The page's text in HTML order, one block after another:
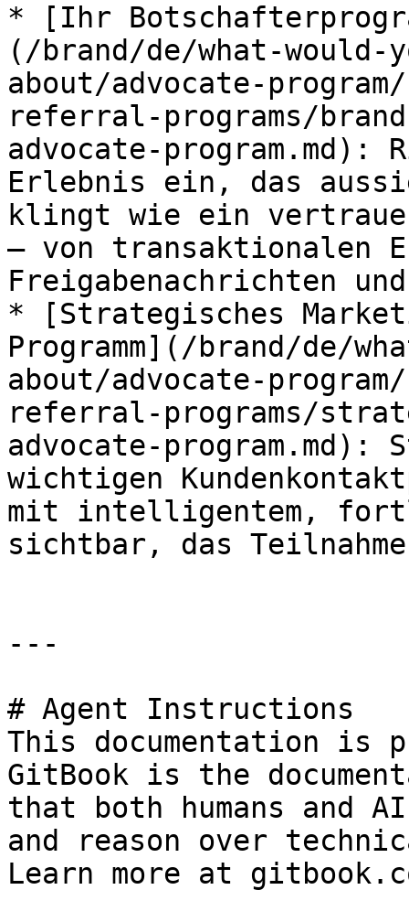
* [Ihr
(/brand/de/what-
about/advocate-
referral-programs/
advocate-program.md):
Erlebnis ein, das
klingt wie ein
– von transaktionalen
Freigabenachrichten
* [Strategisches
Programm](/brand/de/
about/advocate-
referral-programs/
advocate-program.md):
wichtigen
mit intelligentem,
sichtbar, das
---
# Agent Instructions
This documentation is
GitBook is the
that both humans and
and reason over
Learn more at